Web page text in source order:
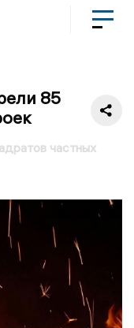
85
частных